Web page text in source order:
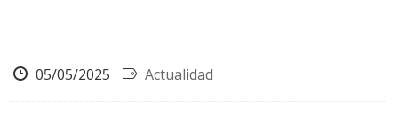
05/05/2025 Actualidad